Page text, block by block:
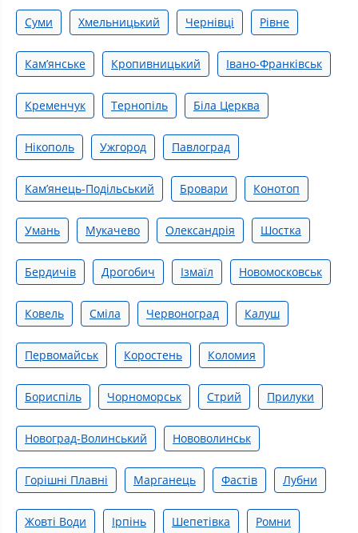
Суми Хмельницький Чернівці Рівне
Камʼянське Кропивницький Івано-Франківськ
Кременчук Тернопіль Біла Церква
Нікополь Ужгород Павлоград
Кам’янець-Подільський Бровари Конотоп
Умань Мукачево Олександрія Шостка
Бердичів Дрогобич Ізмаїл Новомосковськ
Ковель Сміла Червоноград Калуш
Первомайськ Коростень Коломия
Бориспіль Чорноморськ Стрий Прилуки
Новоград-Волинський Нововолинськ
Горішні Плавні Марганець Фастів Лубни
Жовті Води Ірпінь Шепетівка Ромни